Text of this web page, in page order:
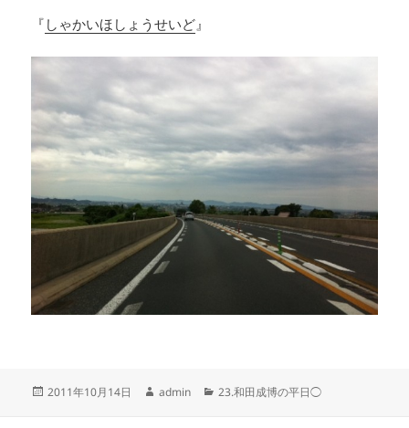
『 しゃかいほしょうせいど』
投
2011年10月14日
作
admin
カ
23.和田成博の平日◯